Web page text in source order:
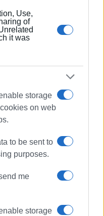
Use,
of
it was
storage
on web
to be sent to
purposes.
me
storage